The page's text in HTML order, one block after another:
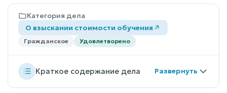
Категория дела
О взыскании стоимости обучения
Гражданское Удовлетворено
Краткое содержание дела